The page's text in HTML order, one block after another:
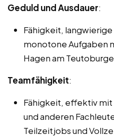
Geduld und Ausdauer:
Fähigkeit, langwierige
monotone Aufgaben
Hagen am
Teamfähigkeit:
Fähigkeit, effektiv mit
und anderen
Teilzeitjobs und